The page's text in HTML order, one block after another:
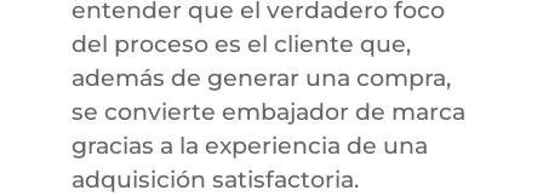
entender que el verdadero foco
del proceso es el cliente que,
además de generar una compra,
se convierte embajador de marca
gracias a la experiencia de una
adquisición satisfactoria.